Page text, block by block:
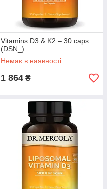
Vitamins D3 & K2 – 30 caps
(DSN_)
Немає в наявності
1 864 ₴